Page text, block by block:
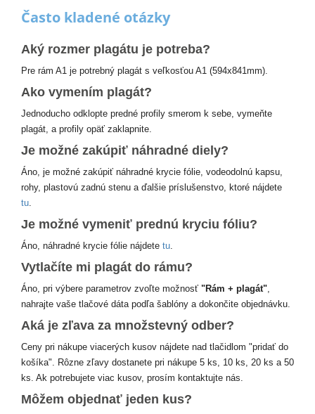
Často kladené otázky
Aký rozmer plagátu je potreba?
Pre rám A1 je potrebný plagát s veľkosťou A1 (594x841mm).
Ako vymením plagát?
Jednoducho odklopte predné profily smerom k sebe, vymeňte
plagát, a profily opäť zaklapnite.
Je možné zakúpiť náhradné diely?
Áno, je možné zakúpiť náhradné krycie fólie, vodeodolnú kapsu,
rohy, plastovú zadnú stenu a ďalšie príslušenstvo, ktoré nájdete
tu
Je možné vymeniť prednú kryciu fóliu?
Áno, náhradné krycie fólie nájdete tu
Vytlačíte mi plagát do rámu?
Áno, pri výbere parametrov zvoľte možnosť "Rám + plagát"
nahrajte vaše tlačové dáta podľa šablóny a dokončite objednávku.
Aká je zľava za množstevný odber?
Ceny pri nákupe viacerých kusov nájdete nad tlačidlom "pridať do
košíka". Rôzne zľavy dostanete pri nákupe 5 ks, 10 ks, 20 ks a 50
ks. Ak potrebujete viac kusov, prosím kontaktujte nás.
Môžem objednať jeden kus?